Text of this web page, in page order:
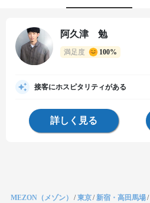
阿久津 勉
満足度 100%
接客にホスピタリティがある
詳しく見る
MEZON（メゾン） /東京/新宿・高田馬場/